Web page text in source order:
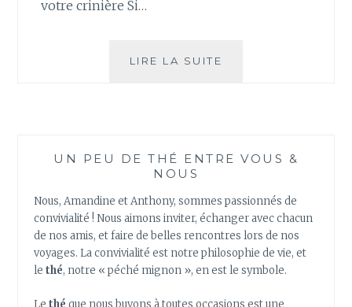
votre crinière Si…
LIRE LA SUITE
5
BEAUTÉ
UN PEU DE THÉ ENTRE VOUS &
NOUS
Nous, Amandine et Anthony, sommes passionnés de
convivialité ! Nous aimons inviter, échanger avec chacun
de nos amis, et faire de belles rencontres lors de nos
voyages. La convivialité est notre philosophie de vie, et
lethé, notre « péché mignon », en est le symbole.
Lethé que nous buvons à toutes occasions est une